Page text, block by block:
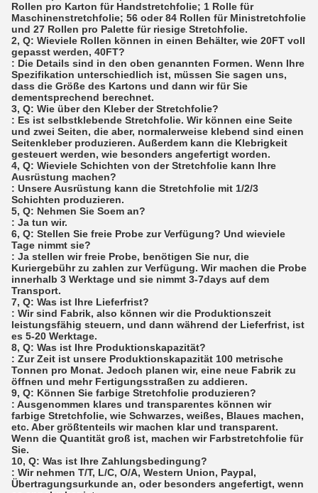
Rollen pro Karton für Handstretchfolie; 1 Rolle für
Maschinenstretchfolie; 56 oder 84 Rollen für Ministretchfolie
und 27 Rollen pro Palette für riesige Stretchfolie.
2, Q: Wieviele Rollen können in einen Behälter, wie 20FT voll
gepasst werden, 40FT?
: Die Details sind in den oben genannten Formen. Wenn Ihre
Spezifikation unterschiedlich ist, müssen Sie sagen uns,
dass die Größe des Kartons und dann wir für Sie
dementsprechend berechnet.
3, Q: Wie über den Kleber der Stretchfolie?
: Es ist selbstklebende Stretchfolie. Wir können eine Seite
und zwei Seiten, die aber, normalerweise klebend sind einen
Seitenkleber produzieren. Außerdem kann die Klebrigkeit
gesteuert werden, wie besonders angefertigt worden.
4, Q: Wieviele Schichten von der Stretchfolie kann Ihre
Ausrüstung machen?
: Unsere Ausrüstung kann die Stretchfolie mit 1/2/3
Schichten produzieren.
5, Q: Nehmen Sie Soem an?
: Ja tun wir.
6, Q: Stellen Sie freie Probe zur Verfügung? Und wieviele
Tage nimmt sie?
: Ja stellen wir freie Probe, benötigen Sie nur, die
Kuriergebühr zu zahlen zur Verfügung. Wir machen die Probe
innerhalb 3 Werktage und sie nimmt 3-7days auf dem
Transport.
7, Q: Was ist Ihre Lieferfrist?
: Wir sind Fabrik, also können wir die Produktionszeit
leistungsfähig steuern, und dann während der Lieferfrist, ist
es 5-20 Werktage.
8, Q: Was ist Ihre Produktionskapazität?
: Zur Zeit ist unsere Produktionskapazität 100 metrische
Tonnen pro Monat. Jedoch planen wir, eine neue Fabrik zu
öffnen und mehr Fertigungsstraßen zu addieren.
9, Q: Können Sie farbige Stretchfolie produzieren?
: Ausgenommen klares und transparentes können wir
farbige Stretchfolie, wie Schwarzes, weißes, Blaues machen,
etc. Aber größtenteils wir machen klar und transparent.
Wenn die Quantität groß ist, machen wir Farbstretchfolie für
Sie.
10, Q: Was ist Ihre Zahlungsbedingung?
: Wir nehmen T/T, L/C, O/A, Western Union, Paypal,
Übertragungsurkunde an, oder besonders angefertigt, wenn